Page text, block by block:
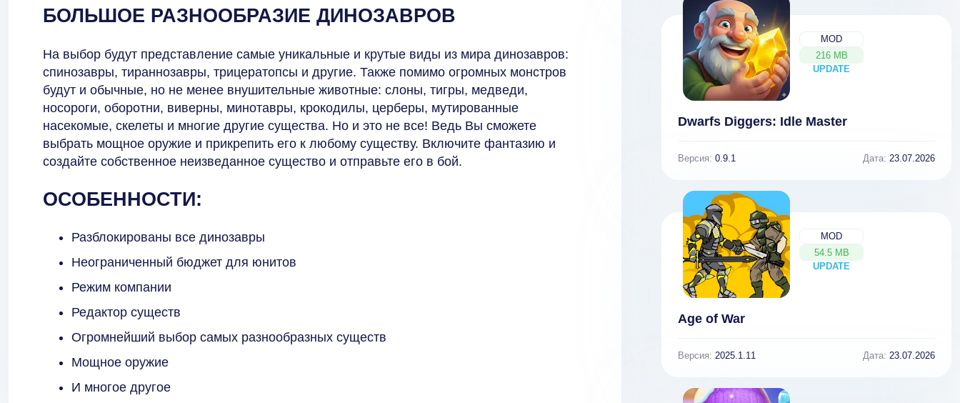
БОЛЬШОЕ РАЗНООБРАЗИЕ ДИНОЗАВРОВ
На выбор будут представление самые уникальные и крутые виды из мира динозавров:
спинозавры, тираннозавры, трицератопсы и другие. Также помимо огромных монстров
будут и обычные, но не менее внушительные животные: слоны, тигры, медведи,
носороги, оборотни, виверны, минотавры, крокодилы, церберы, мутированные
насекомые, скелеты и многие другие существа. Но и это не все! Ведь Вы сможете
выбрать мощное оружие и прикрепить его к любому существу. Включите фантазию и
создайте собственное неизведанное существо и отправьте его в бой.
ОСОБЕННОСТИ:
Разблокированы все динозавры
Неограниченный бюджет для юнитов
Режим компании
Редактор существ
Огромнейший выбор самых разнообразных существ
Мощное оружие
И многое другое
MOD
216 MB
UPDATE
NEW
Dwarfs Diggers: Idle Master
Версия: 0.9.1 Дата: 23.07.2026
MOD
54.5 MB
UPDATE
NEW
Age of War
Версия: 2025.1.11 Дата: 23.07.2026